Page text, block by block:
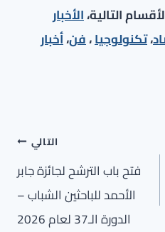
التالية،الأخبار
،تكنولوجيا،فن،أخبار
التالي
فتح باب الترشح لجائزة جابر
الأحمد للباحثين الشباب –
الدورة الـ37 لعام 2026